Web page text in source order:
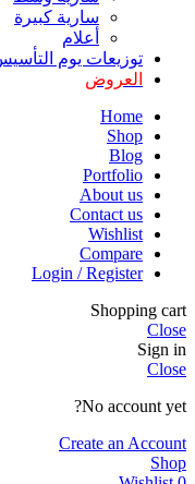
سارية كبيرة
أعلام
توزيعات يوم التأسيس
العروض
Home
Shop
Blog
Portfolio
About us
Contact us
Wishlist
Compare
Login / Register
Shopping cart
Close
Sign in
Close
No account yet?
Create an Account
Shop